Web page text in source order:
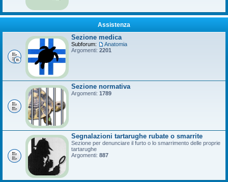
Assistenza
Sezione medica
Subforum:
Anatomia
Argomenti: 2201
Sezione normativa
Argomenti: 1789
Segnalazioni tartarughe rubate o smarrite
Sezione per denunciare il furto o lo smarrimento delle proprie
tartarughe
Argomenti: 887